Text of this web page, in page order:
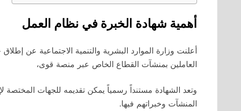
أهمية شهادة الخبرة في نظام العمل
أعلنت وزارة الموارد البشرية والتنمية الاجتماعية عن
العاملين بمنشآت القطاع الخاص عبر منصة قوى،
وتعد الشهادة مستنداً رسمياً يمكن تقديمه للجهات
المنشآت وخبراتهم فيها.